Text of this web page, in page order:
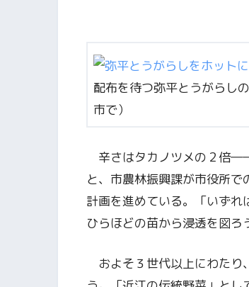
配布を待つ弥平とうがらし
市で）
辛さはタカノツメの２倍
と、市農林振興課が市役所
計画を進めている。「いず
ひらほどの苗から浸透を図ろ
およそ３世代以上にわたり